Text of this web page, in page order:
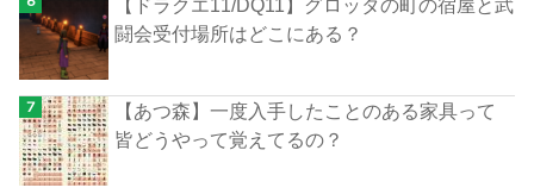
【ドラクエ11/DQ11】グロッタの町の宿屋と武
闘会受付場所はどこにある？
【あつ森】一度入手したことのある家具って
皆どうやって覚えてるの？